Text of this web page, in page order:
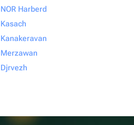
NOR Harberd
Kasach
Kanakeravan
Merzawan
Djrvezh